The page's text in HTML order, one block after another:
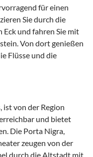
für einen
Sie durch die
und fahren Sie mit
Von dort genießen
Flüsse und die
ist von der Region
und bietet
Die Porta Nigra,
zeugen von der
durch die Altstadt mit